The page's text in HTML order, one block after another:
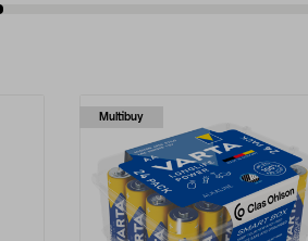
Multibuy